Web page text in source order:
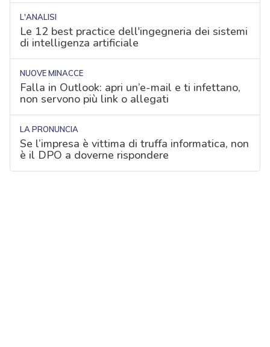
L'ANALISI
Le 12 best practice dell'ingegneria dei sistemi
di intelligenza artificiale
NUOVE MINACCE
Falla in Outlook: apri un’e-mail e ti infettano,
non servono più link o allegati
LA PRONUNCIA
Se l’impresa è vittima di truffa informatica, non
è il DPO a doverne rispondere